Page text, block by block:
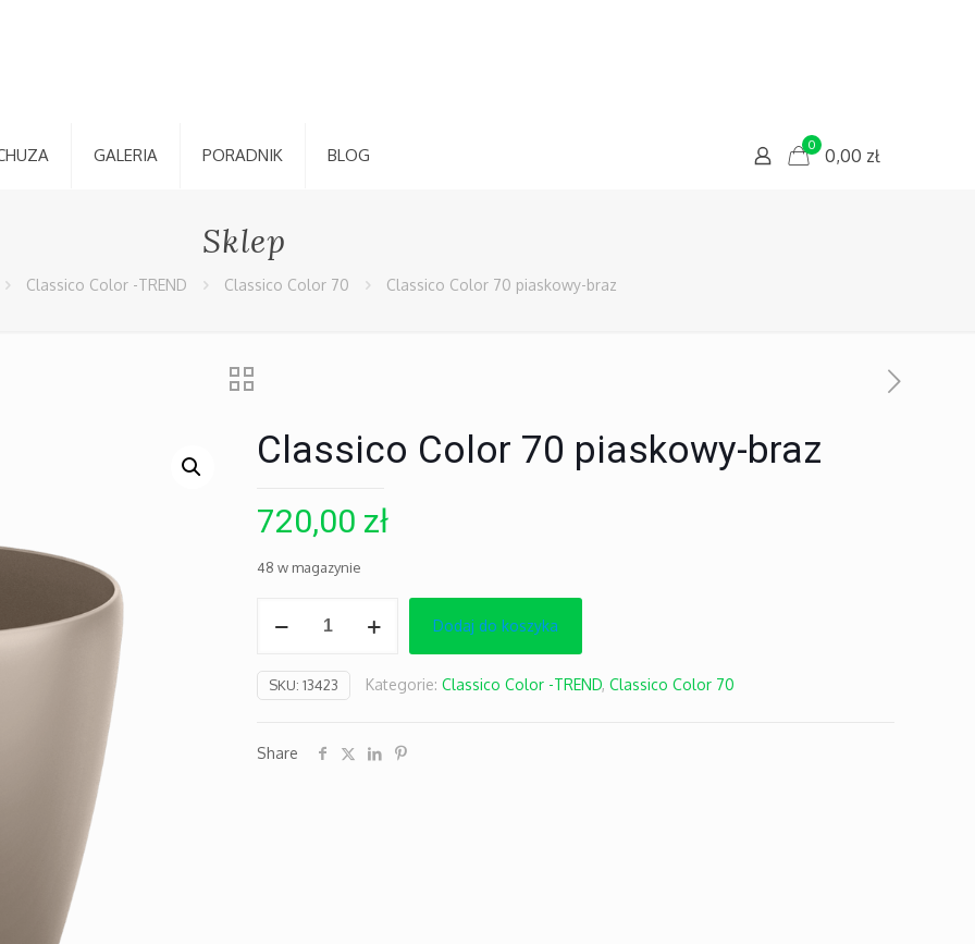
GALERIA PORADNIK BLOG 0 0,00 zł
Sklep
Classico Color -TREND Classico Color 70 Classico Color 70 piaskowy-braz
Classico Color 70 piaskowy-braz
720,00 zł
48 w magazynie
70
braz
Dodaj do koszyka
SKU: 13423 Kategorie: Classico Color -TREND, Classico Color 70
Share